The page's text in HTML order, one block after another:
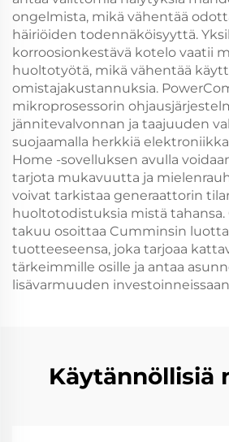
ongelmista, mikä vähentää
häiriöiden todennäköisyyttä.
korroosionkestävä kotelo vaatii
huoltotyötä, mikä vähentää
omistajakustannuksia.
mikroprosessorin
jännitevalvonnan ja taajuuden
suojaamalla herkkiä
Home -sovelluksen avulla
tarjota mukavuutta ja
voivat tarkistaa generaattorin
huoltotodistuksia mistä tahansa.
takuu osoittaa Cumminsin
tuotteeseensa, joka tarjoaa
tärkeimmille osille ja antaa
lisävarmuuden
Käytännöllisiä